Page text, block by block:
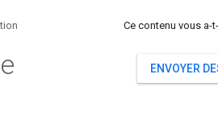
Ce contenu vous a-
ENVOYER